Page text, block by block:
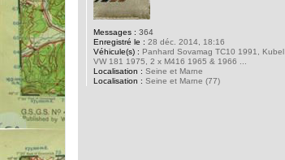
Messages : 364
Enregistré le : 28 déc. 2014, 18:16
Véhicule(s) : Panhard Sovamag TC10 1991, Kubel
VW 181 1975, 2 x M416 1965 & 1966 ...
Localisation : Seine et Marne
Localisation : Seine et Marne (77)